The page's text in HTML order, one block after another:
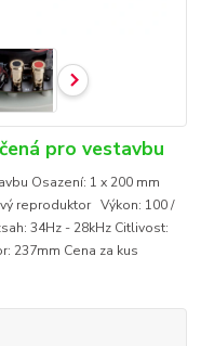
pro vestavbu
Osazení: 1 x 200 mm
reproduktor Výkon: 100 /
34Hz - 28kHz Citlivost:
237mm Cena za kus